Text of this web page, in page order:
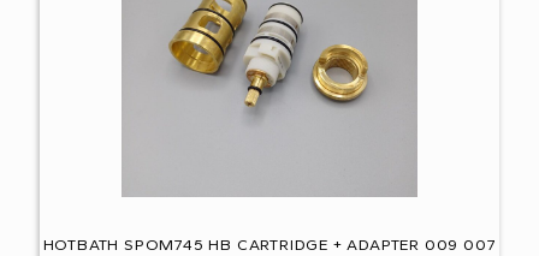
HOTBATH SPOM745 HB CARTRIDGE + ADAPTER 009 007